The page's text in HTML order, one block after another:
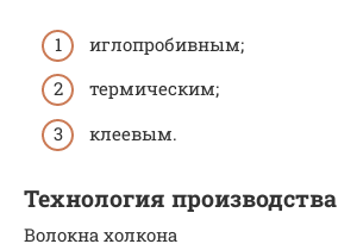
иглопробивным;
термическим;
клеевым.
Технология производства
Волокна холкона